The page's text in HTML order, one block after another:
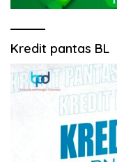
Kredit pantas BL